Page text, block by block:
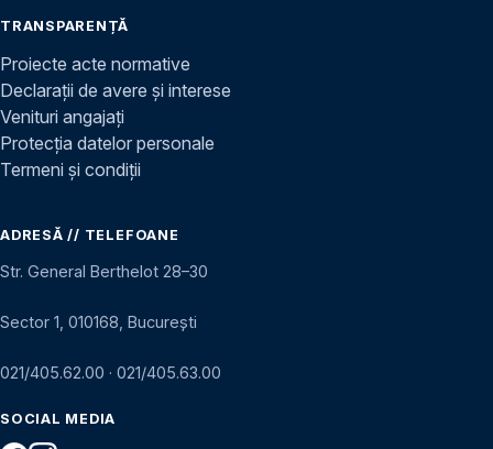
TRANSPARENȚĂ
Proiecte acte normative
Declarații de avere și interese
Venituri angajați
Protecția datelor personale
Termeni și condiții
ADRESĂ // TELEFOANE
Str. General Berthelot 28–30
Sector 1, 010168, București
021/405.62.00 · 021/405.63.00
SOCIAL MEDIA